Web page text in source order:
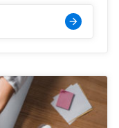
arrow_forward